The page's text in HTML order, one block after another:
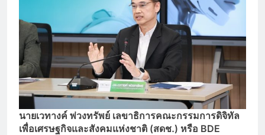
นายเวทางค์ พ่วงทรัพย์ เลขาธิการคณะกรรมการดิจิทัล
เพื่อเศรษฐกิจและสังคมแห่งชาติ (สดช.) หรือ BDE